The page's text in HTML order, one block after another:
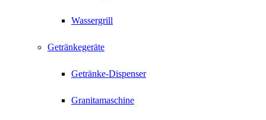
Wassergrill
Getränkegeräte
Getränke-Dispenser
Granitamaschine